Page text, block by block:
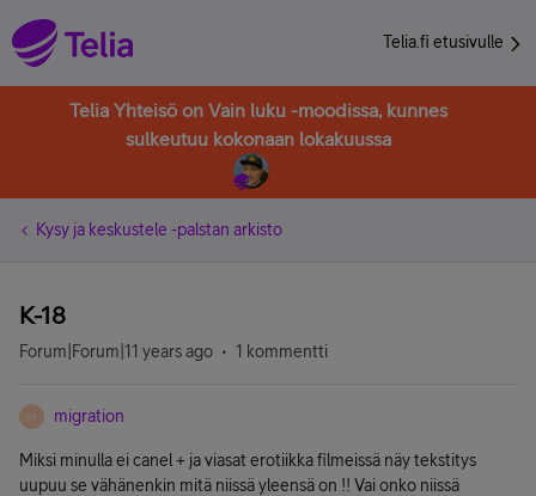
Telia.fi etusivulle
Telia Yhteisö on Vain luku -moodissa, kunnes
sulkeutuu kokonaan lokakuussa
Kysy ja keskustele -palstan arkisto
K-18
Forum|Forum|11 years ago 1 kommentti
M migration
Miksi minulla ei canel + ja viasat erotiikka filmeissä näy tekstitys
uupuu se vähänenkin mitä niissä yleensä on !! Vai onko niissä